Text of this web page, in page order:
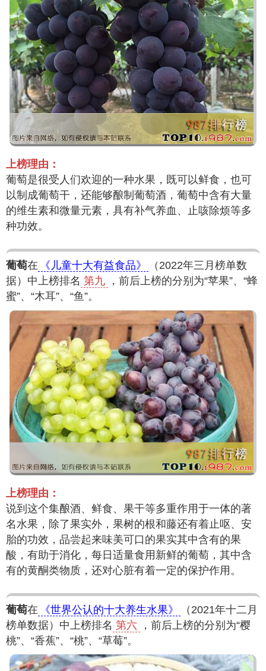
上榜理由：
葡萄是很受人们欢迎的一种水果，既可以鲜食，也可
以制成葡萄干，还能够酿制葡萄酒，葡萄中含有大量
的维生素和微量元素，具有补气养血、止咳除烦等多
种功效。
葡萄在 《儿童十大有益食品》
（2022年三月榜单数
据）中上榜排名 第九
，前后上榜的分别为“苹果”、“蜂
蜜”、“木耳”、“鱼”。
上榜理由：
说到这个集酿酒、鲜食、果干等多重作用于一体的著
名水果，除了果实外，果树的根和藤还有着止呕、安
胎的功效，品尝起来味美可口的果实其中含有的果
酸，有助于消化，每日适量食用新鲜的葡萄，其中含
有的黄酮类物质，还对心脏有着一定的保护作用。
葡萄在 《世界公认的十大养生水果》
（2021年十二月
榜单数据）中上榜排名 第六
，前后上榜的分别为“樱
桃”、“香蕉”、“桃”、“草莓”。